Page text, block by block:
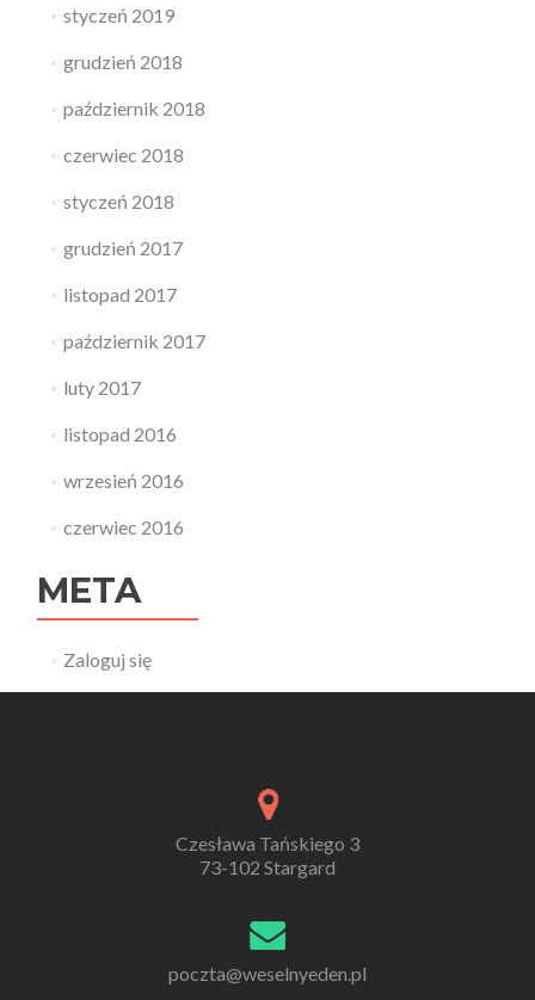
styczeń 2019
grudzień 2018
październik 2018
czerwiec 2018
styczeń 2018
grudzień 2017
listopad 2017
październik 2017
luty 2017
listopad 2016
wrzesień 2016
czerwiec 2016
META
Zaloguj się
Czesława Tańskiego 3
73-102 Stargard
poczta@weselnyeden.pl